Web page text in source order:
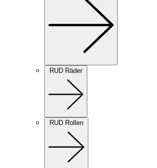
RUD Räder
RUD Rollen